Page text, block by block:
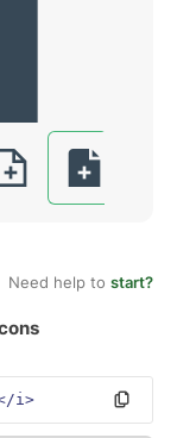
Need help to start?
i>